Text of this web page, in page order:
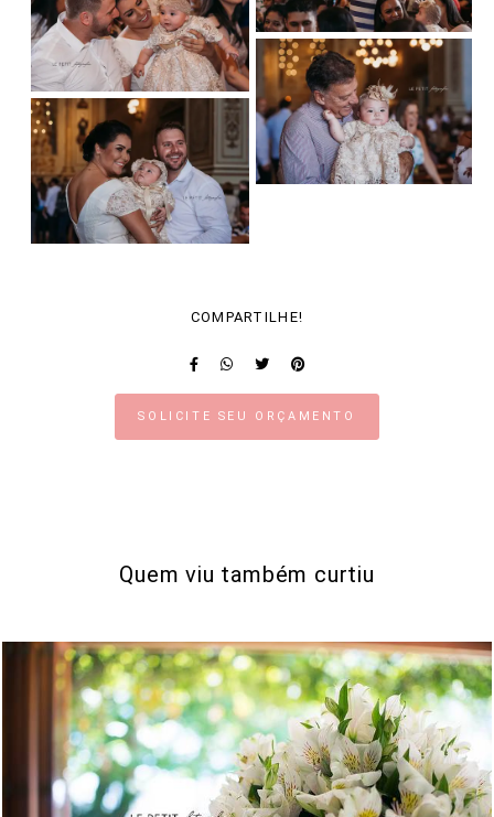
COMPARTILHE!
SOLICITE SEU ORÇAMENTO
Quem viu também curtiu